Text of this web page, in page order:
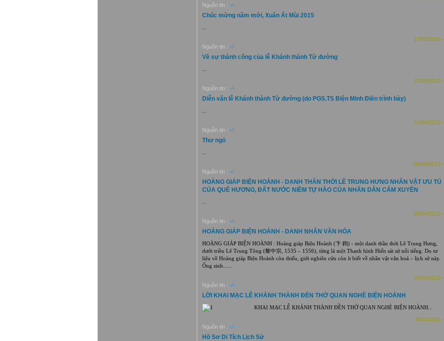
Nguồn tin : -/-
Chúc mừng năm mới, Xuân Ất Mùi 2015
17/02/2015 -
Nguồn tin : -/-
Về sự thành công của lễ Khánh thành Từ đường
21/04/2013 -
Nguồn tin : -/-
Diễn văn lễ Khánh thành Từ đường (do PGS.TS Biện Minh Điền trình bày)
21/04/2013 -
Nguồn tin : -/-
Thư ngỏ
09/04/2013 -
Nguồn tin : -/-
HOÀNG GIÁP BIỆN HOÀNH - DANH THẦN THỜI LÊ TRUNG HƯNG NHÂN VẬT ƯU TÚ
CỦA QUÊ HƯƠNG, ĐẤT NƯỚC NIỀM TỰ HÀO CỦA NHÂN DÂN CẨM XUYÊN
09/04/2013 -
Nguồn tin : -/-
HOÀNG GIÁP BIỆN HOÀNH - DANH NHÂN VĂN HÓA
HOÀNG GIÁP BIỆN HOÀNH : Hoàng giáp Biện Hoành (卞 鍧) - một danh thần thời Lê Trung Hưng,
dưới triều Lê Trung Tông (黎中宗, 1535 – 1556), từng là một Thanh hình Hiến sát sứ nổi tiếng. Do tư
liệu về Hoàng giáp Biện Hoành còn thiếu, giới nghiên cứu còn ít biết về nhân vật văn hoá – lịch sử này.
Ông sinh......
09/04/2013 -
Nguồn tin : -/-
LỜI KHAI MẠC LỄ KHÁNH THÀNH ĐỀN THỜ QUAN NGHÈ BIỆN HOÀNH
KHAI MẠC LỄ KHÁNH THÀNH ĐỀN THỜ QUAN NGHÈ BIỆN HOÀNH...
30/11/2011 -
Nguồn tin : -/-
Hồ Sơ Di Tích Lịch Sử